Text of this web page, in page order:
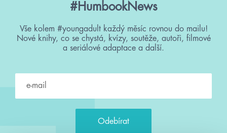
#HumbookNews
Vše kolem #youngadult každý měsíc rovnou do mailu!
Nové knihy, co se chystá, kvízy, soutěže, autoři, filmové
a seriálové adaptace a další.